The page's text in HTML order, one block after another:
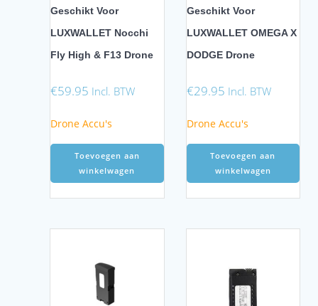
Geschikt Voor
LUXWALLET Nocchi
Fly High & F13 Drone
€59.95 Incl. BTW
Drone Accu's
Toevoegen aan
winkelwagen
Geschikt Voor
LUXWALLET OMEGA X
DODGE Drone
€29.95 Incl. BTW
Drone Accu's
Toevoegen aan
winkelwagen